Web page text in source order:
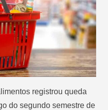
registrou queda
do segundo semestre de